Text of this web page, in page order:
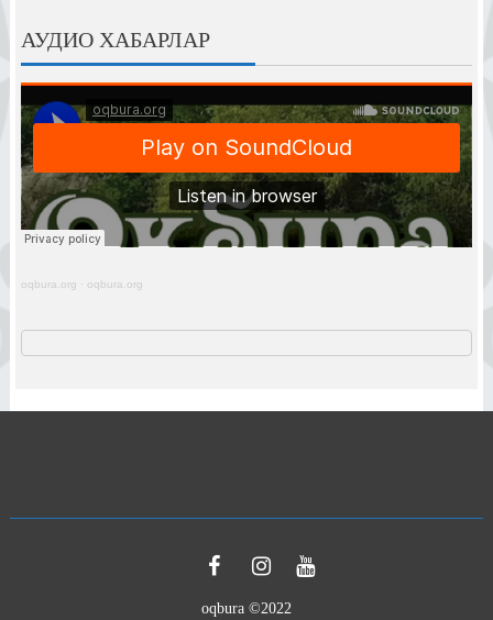
АУДИО ХАБАРЛАР
oqbura.org · oqbura.org
oqbura ©2022